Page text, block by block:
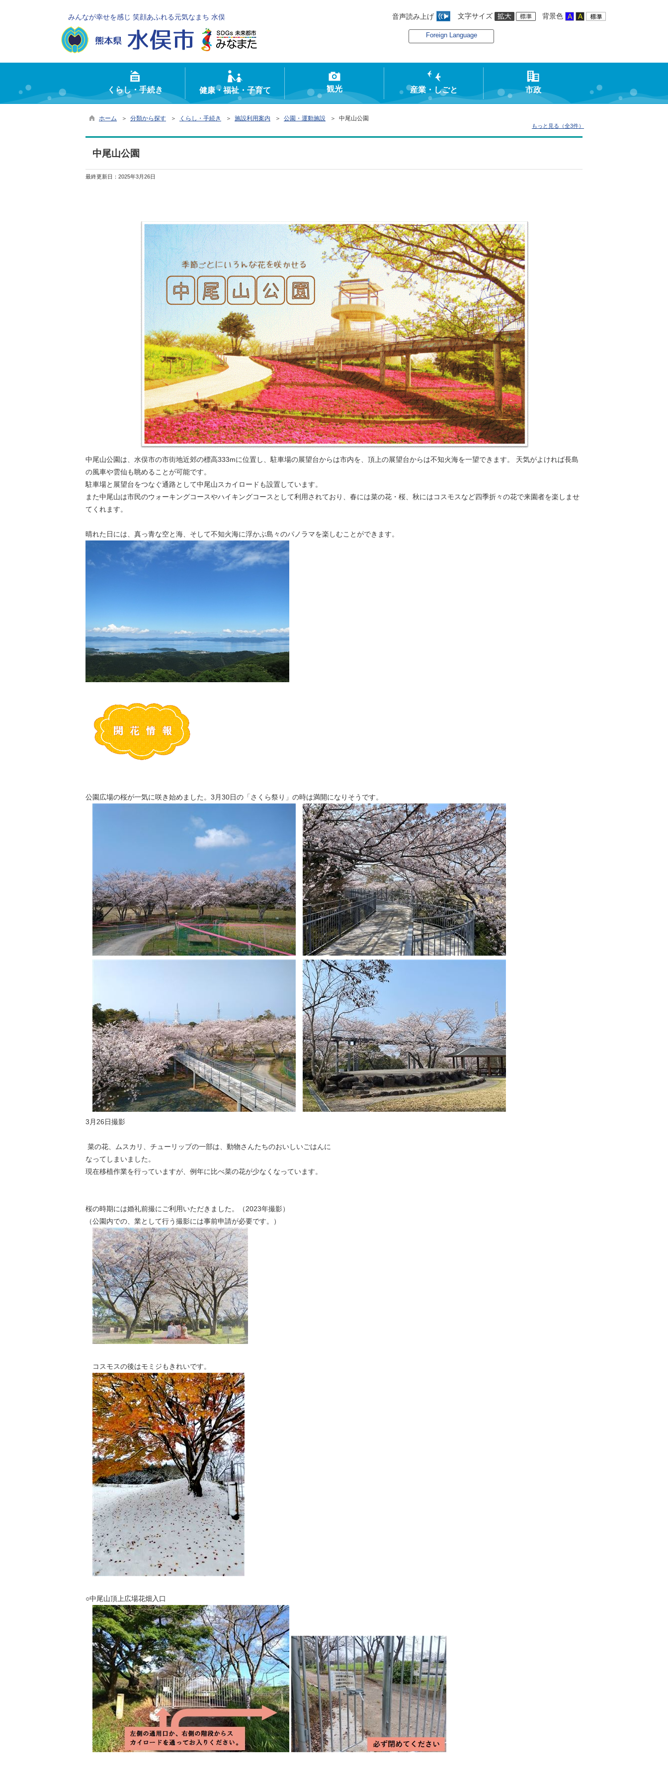
みんなが幸せを感じ 笑顔あふれる元気なまち 水俣 音声読み上げ 文字サイズ 背景色
Foreign Language
くらし・手続き 健康・福祉・子育て 観光 産業・しごと 市政
ホーム ＞ 分類から探す ＞ くらし・手続き ＞ 施設利用案内 ＞ 公園・運動施設 ＞ 中尾山公園
もっと見る（全3件）
中尾山公園
最終更新日： 2025年3月26日
中尾山公園は、水俣市の市街地近郊の標高333mに位置し、駐車場の展望台からは市内を、頂上の展望台からは不知火海を一望できます。 天気がよければ長島
の風車や雲仙も眺めることが可能です。
駐車場と展望台をつなぐ通路として中尾山スカイロードも設置しています。
また中尾山は市民のウォーキングコースやハイキングコースとして利用されており、春には菜の花・桜、秋にはコスモスなど四季折々の花で来園者を楽しませ
てくれます。
晴れた日には、真っ青な空と海、そして不知火海に浮かぶ島々のパノラマを楽しむことができます。
公園広場の桜が一気に咲き始めました。3月30日の「さくら祭り」の時は満開になりそうです。
3月26日撮影
菜の花、ムスカリ、チューリップの一部は、動物さんたちのおいしいごはんに
なってしまいました。
現在移植作業を行っていますが、例年に比べ菜の花が少なくなっています。
桜の時期には婚礼前撮にご利用いただきました。（2023年撮影）
（公園内での、業として行う撮影には事前申請が必要です。）
コスモスの後はモミジもきれいです。
○中尾山頂上広場花畑入口